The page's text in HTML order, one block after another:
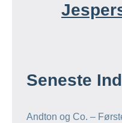
Seneste
Andton og Co. –